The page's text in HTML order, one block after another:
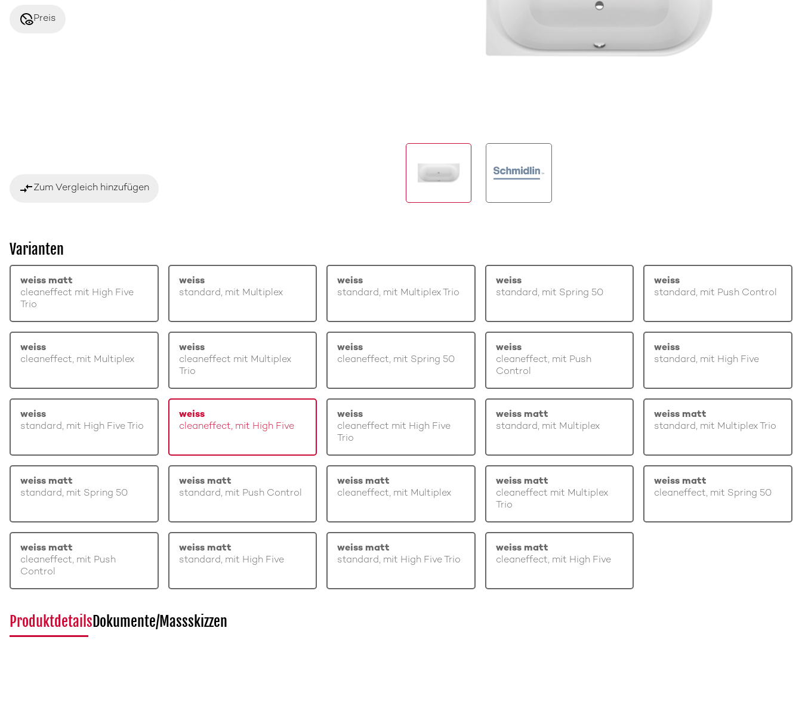
disabled_visiblePreis
compare_arrowsZum Vergleich hinzufügen
Varianten
weiss matt
cleaneffect mit High Five
Trio
weiss
standard, mit Multiplex
weiss
standard, mit Multiplex Trio
weiss
standard, mit Spring 50
weiss
standard, mit Push Control
weiss
cleaneffect, mit Multiplex
weiss
cleaneffect mit Multiplex
Trio
weiss
cleaneffect, mit Spring 50
weiss
cleaneffect, mit Push
Control
weiss
standard, mit High Five
weiss
standard, mit High Five Trio
weiss
cleaneffect, mit High Five
weiss
cleaneffect mit High Five
Trio
weiss matt
standard, mit Multiplex
weiss matt
standard, mit Multiplex Trio
weiss matt
standard, mit Spring 50
weiss matt
standard, mit Push Control
weiss matt
cleaneffect, mit Multiplex
weiss matt
cleaneffect mit Multiplex
Trio
weiss matt
cleaneffect, mit Spring 50
weiss matt
cleaneffect, mit Push
Control
weiss matt
standard, mit High Five
weiss matt
standard, mit High Five Trio
weiss matt
cleaneffect, mit High Five
ProduktdetailsDokumente/Massskizzen